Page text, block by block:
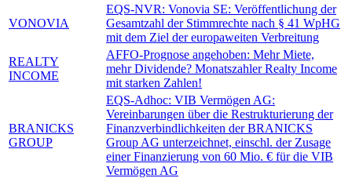
VONOVIA
EQS-NVR: Vonovia SE: Veröffentlichung der
Gesamtzahl der Stimmrechte nach § 41 WpHG
mit dem Ziel der europaweiten Verbreitung
REALTY
INCOME
AFFO-Prognose angehoben: Mehr Miete,
mehr Dividende? Monatszahler Realty Income
mit starken Zahlen!
BRANICKS
GROUP
EQS-Adhoc: VIB Vermögen AG:
Vereinbarungen über die Restrukturierung der
Finanzverbindlichkeiten der BRANICKS
Group AG unterzeichnet, einschl. der Zusage
einer Finanzierung von 60 Mio. € für die VIB
Vermögen AG